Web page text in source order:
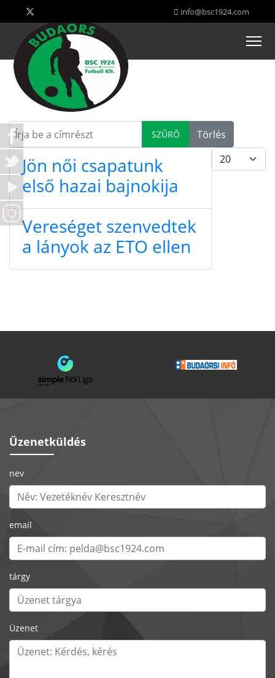
info@bsc1924.com
Írja be a címrészt
SZŰRŐ Törlés
Tételek #
Jön női csapatunk
első hazai bajnokija
Vereséget szenvedtek
a lányok az ETO ellen
Üzenetküldés
nev
email
tárgy
Üzenet